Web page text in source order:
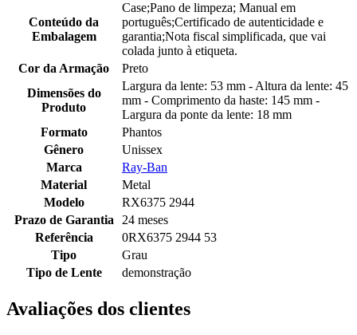
Conteúdo da
Embalagem
Case;Pano de limpeza; Manual em
português;Certificado de autenticidade e
garantia;Nota fiscal simplificada, que vai
colada junto à etiqueta.
Cor da Armação
Preto
Dimensões do
Produto
Largura da lente: 53 mm - Altura da lente: 45
mm - Comprimento da haste: 145 mm -
Largura da ponte da lente: 18 mm
Formato
Phantos
Gênero
Unissex
Marca
Ray-Ban
Material
Metal
Modelo
RX6375 2944
Prazo de Garantia
24 meses
Referência
0RX6375 2944 53
Tipo
Grau
Tipo de Lente
demonstração
Avaliações dos clientes